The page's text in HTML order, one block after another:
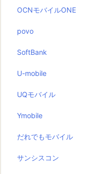
OCNモバイルONE
povo
SoftBank
U-mobile
UQモバイル
Ymobile
だれでもモバイル
サンシスコン